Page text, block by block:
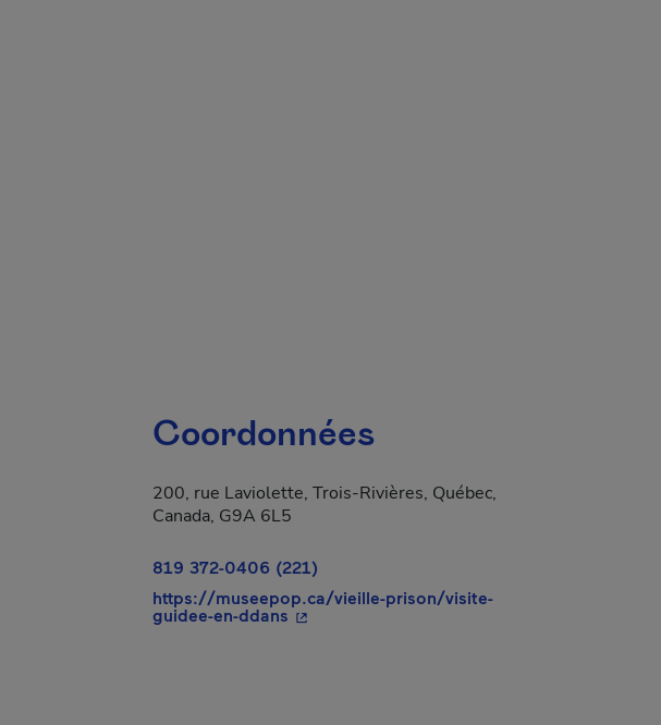
dans une nouvelle fenêtre.
hyperlien s'ouvrira dans une nouvelle fenêtre.
Coordonnées
200, rue Laviolette, Trois-Rivières, Québec,
Canada, G9A 6L5
819 372-0406 (221)
https://museepop.ca/vieille-prison/visite-
guidee-en-ddans - Cet hyperlien s'ouvrira dans une nouvelle